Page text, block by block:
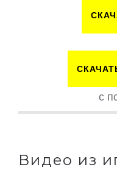
с
Видео из